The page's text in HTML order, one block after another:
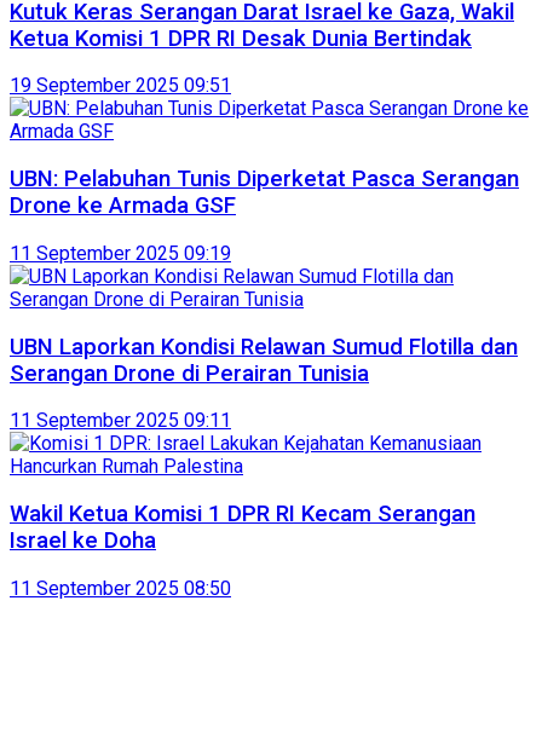
Kutuk Keras Serangan Darat Israel ke Gaza, Wakil
Ketua Komisi 1 DPR RI Desak Dunia Bertindak
19 September 2025 09:51
UBN: Pelabuhan Tunis Diperketat Pasca Serangan
Drone ke Armada GSF
11 September 2025 09:19
UBN Laporkan Kondisi Relawan Sumud Flotilla dan
Serangan Drone di Perairan Tunisia
11 September 2025 09:11
Wakil Ketua Komisi 1 DPR RI Kecam Serangan
Israel ke Doha
11 September 2025 08:50